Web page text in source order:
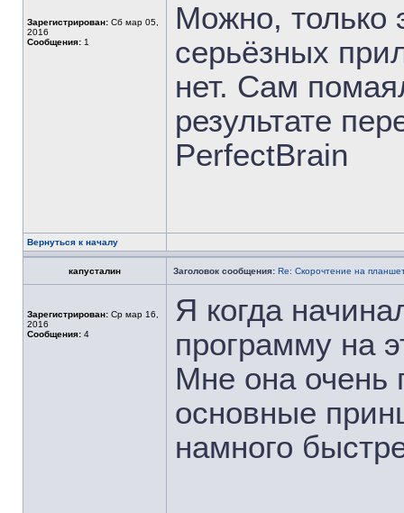
Зарегистрирован: Сб мар 05,
2016
Сообщения: 1
Можно, только
серьёзных
нет. Сам
результате
PerfectBrain
Вернуться к началу
капусталин Заголовок сообщения: Re: Скорочтение на
Зарегистрирован: Ср мар 16,
2016
Сообщения: 4
Я когда
программу на
Мне она очень
основные
намного